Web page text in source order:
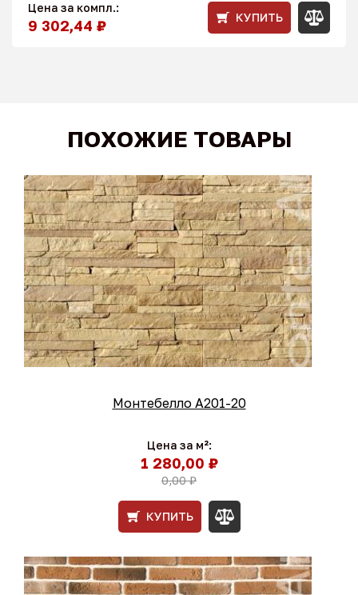
Цена за компл.:
9 302,44 ₽ КУПИТЬ
ПОХОЖИЕ ТОВАРЫ
Монтебелло A201-20
Цена за м²:
1 280,00 ₽
0,00 ₽
КУПИТЬ